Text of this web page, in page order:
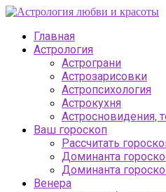
Главная
Астрология
Астрограни
Астрозарисовки
Астропсихология
Астрокухня
Астросновидения,
Ваш гороскоп
Рассчитать
Доминанта
Доминанта
Венера